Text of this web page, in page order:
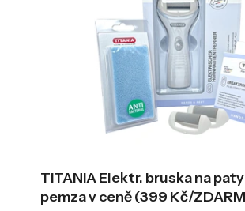
TITANIA Elektr. bruska na paty
pemza v ceně (399 Kč/